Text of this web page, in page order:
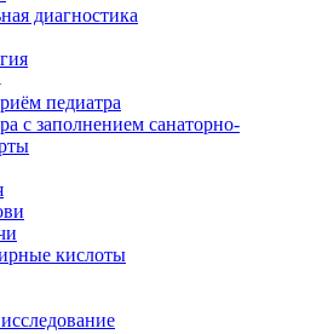
диагностика
педиатра
с заполнением санаторно-
кислоты